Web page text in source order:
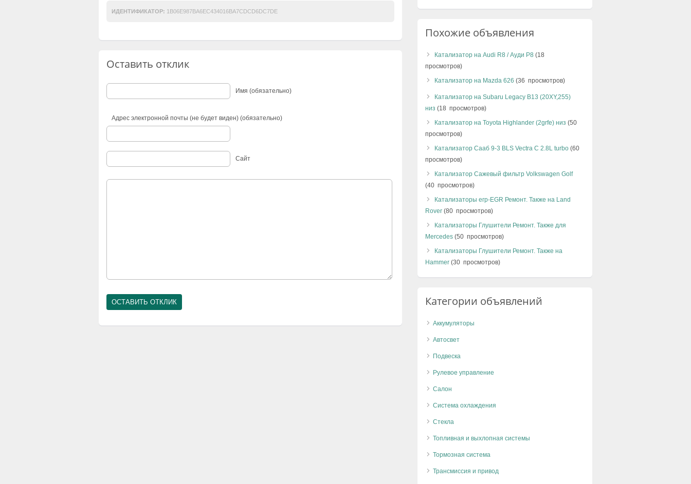
ИДЕНТИФИКАТОР: 1B06E987BA6EC434016BA7CDCD6DC7DE
Оставить отклик
Имя (обязательно)
Адрес электронной почты (не будет виден) (обязательно)
Сайт
Похожие объявления
Катализатор на Audi R8 / Ауди Р8 (18
просмотров)
Катализатор на Mazda 626 (36 просмотров)
Катализатор на Subaru Legacy B13 (20XY,255)
низ (18 просмотров)
Катализатор на Toyota Highlander (2grfe) низ (50
просмотров)
Катализатор Сааб 9-3 BLS Vectra C 2.8L turbo (60
просмотров)
Катализатор Сажевый фильтр Volkswagen Golf
(40 просмотров)
Катализаторы егр-EGR Ремонт. Также на Land
Rover (80 просмотров)
Катализаторы Глушители Ремонт. Также для
Mercedes (50 просмотров)
Катализаторы Глушители Ремонт. Также на
Hammer (30 просмотров)
Категории объявлений
Аккумуляторы
Автосвет
Подвеска
Рулевое управление
Салон
Система охлаждения
Стекла
Топливная и выхлопная системы
Тормозная система
Трансмиссия и привод